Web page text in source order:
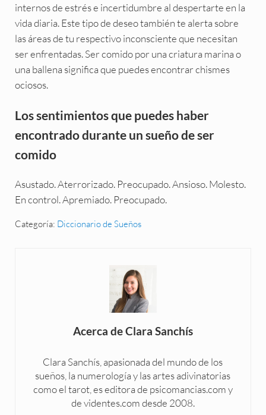
internos de estrés e incertidumbre al despertarte en la
vida diaria. Este tipo de deseo también te alerta sobre
las áreas de tu respectivo inconsciente que necesitan
ser enfrentadas. Ser comido por una criatura marina o
una ballena significa que puedes encontrar chismes
ociosos.
Los sentimientos que puedes haber
encontrado durante un sueño de ser
comido
Asustado. Aterrorizado. Preocupado. Ansioso. Molesto.
En control. Apremiado. Preocupado.
Categoría: Diccionario de Sueños
Acerca deClara Sanchís
Clara Sanchís, apasionada del mundo de los
sueños, la numerología y las artes adivinatorias
como el tarot, es editora de psicomancias.com y
de videntes.com desde 2008.